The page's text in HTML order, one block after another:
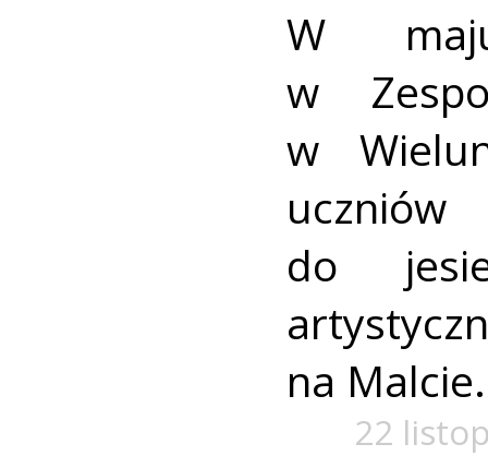
W
w
w
uczniów
do
na Malcie.
22